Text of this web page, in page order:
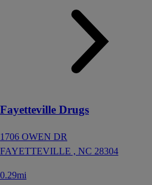
Fayetteville Drugs
1706 OWEN DR
FAYETTEVILLE , NC 28304
0.29mi